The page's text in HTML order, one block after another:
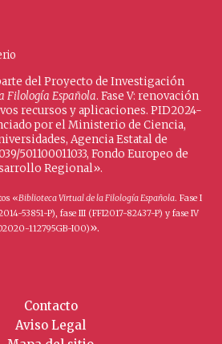
del Proyecto de Investigación
Filología Española. Fase V: renovación
recursos y aplicaciones. PID2024-
por el Ministerio de Ciencia,
Agencia Estatal de
501100011033, Fondo Europeo de
Regional».
«Biblioteca Virtual de la Filología Española. Fase I
53851-P), fase III (FFI2017-82437-P) y fase IV
112795GB-I00)».
Contacto
Aviso Legal